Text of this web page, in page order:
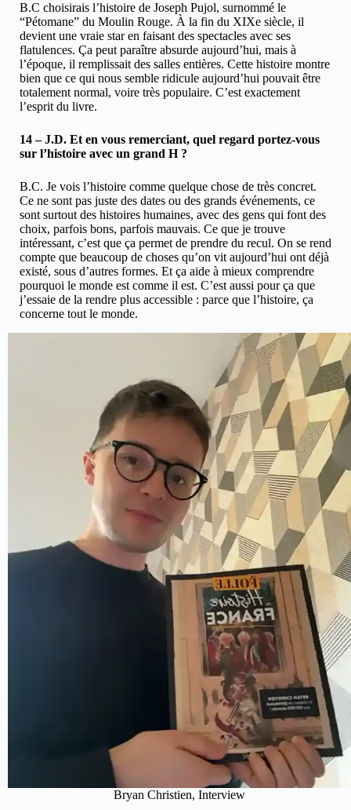
B.C choisirais l’histoire de Joseph Pujol, surnommé le
“Pétomane” du Moulin Rouge. À la fin du XIXe siècle, il
devient une vraie star en faisant des spectacles avec ses
flatulences. Ça peut paraître absurde aujourd’hui, mais à
l’époque, il remplissait des salles entières. Cette histoire montre
bien que ce qui nous semble ridicule aujourd’hui pouvait être
totalement normal, voire très populaire. C’est exactement
l’esprit du livre.
14 – J.D. Et en vous remerciant, quel regard portez-vous
sur l’histoire avec un grand H ?
B.C. Je vois l’histoire comme quelque chose de très concret.
Ce ne sont pas juste des dates ou des grands événements, ce
sont surtout des histoires humaines, avec des gens qui font des
choix, parfois bons, parfois mauvais. Ce que je trouve
intéressant, c’est que ça permet de prendre du recul. On se rend
compte que beaucoup de choses qu’on vit aujourd’hui ont déjà
existé, sous d’autres formes. Et ça aide à mieux comprendre
pourquoi le monde est comme il est. C’est aussi pour ça que
j’essaie de la rendre plus accessible : parce que l’histoire, ça
concerne tout le monde.
Bryan Christien, Interview